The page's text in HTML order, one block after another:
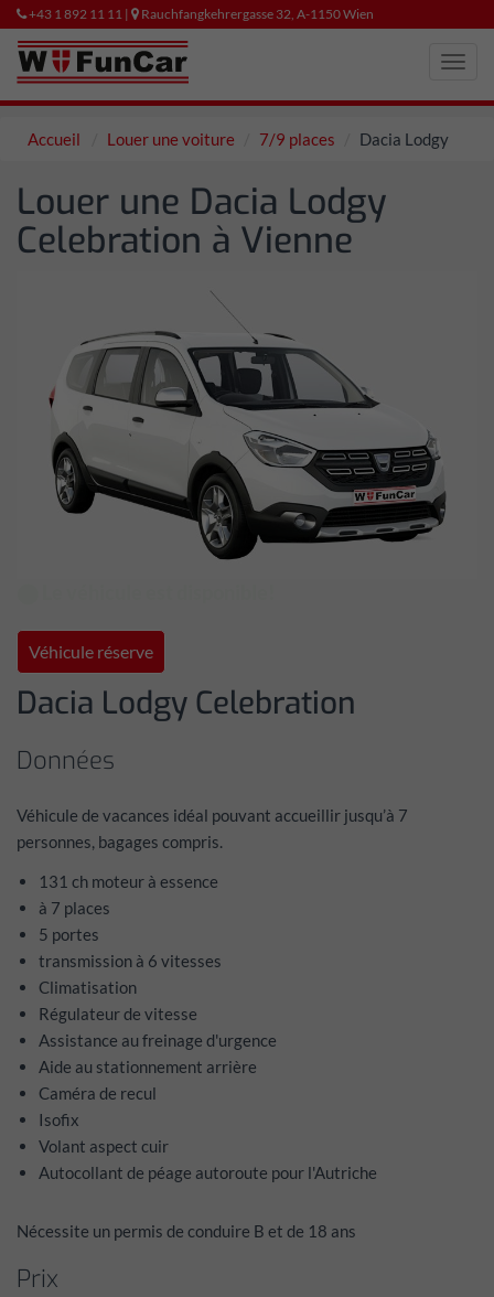
+43 1 892 11 11 | Rauchfangkehrergasse 32, A-1150 Wien
Accueil Louer une voiture 7/9 places Dacia Lodgy
Louer une Dacia Lodgy
Celebration à Vienne
Véhicule réserve
Dacia Lodgy Celebration
Données
Véhicule de vacances idéal pouvant accueillir jusqu’à 7
personnes, bagages compris.
131 ch moteur à essence
à 7 places
5 portes
transmission à 6 vitesses
Climatisation
Régulateur de vitesse
Assistance au freinage d'urgence
Aide au stationnement arrière
Caméra de recul
Isofix
Volant aspect cuir
Autocollant de péage autoroute pour l'Autriche
Nécessite un permis de conduire B et de 18 ans
Prix